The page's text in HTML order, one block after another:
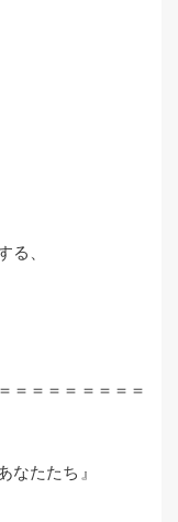
る、
＝＝＝＝＝＝＝＝
なたたち』